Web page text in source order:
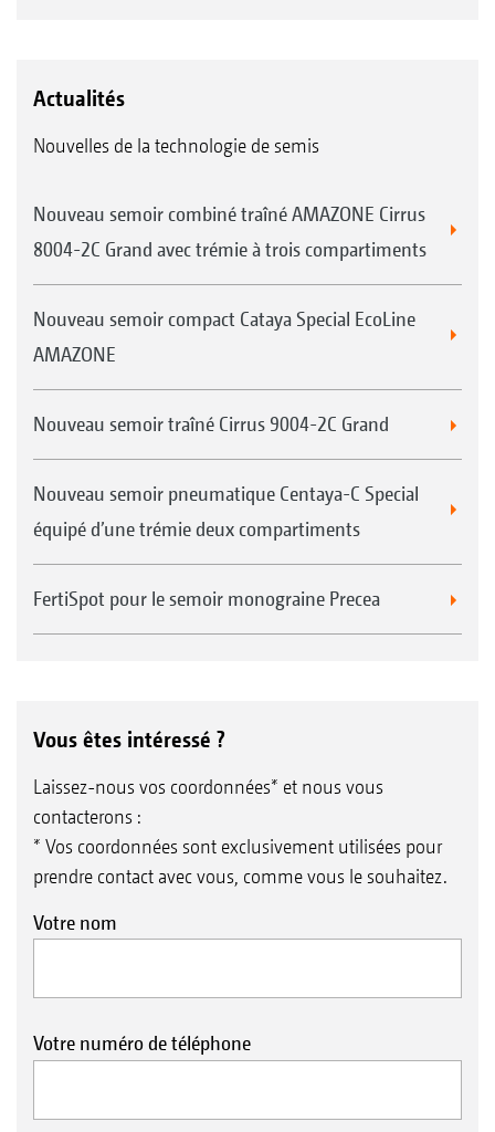
Actualités
Nouvelles de la technologie de semis
Nouveau semoir combiné traîné AMAZONE Cirrus
8004-2C Grand avec trémie à trois compartiments
Nouveau semoir compact Cataya Special EcoLine
AMAZONE
Nouveau semoir traîné Cirrus 9004-2C Grand
Nouveau semoir pneumatique Centaya-C Special
équipé d’une trémie deux compartiments
FertiSpot pour le semoir monograine Precea
Vous êtes intéressé ?
Laissez-nous vos coordonnées* et nous vous
contacterons :
* Vos coordonnées sont exclusivement utilisées pour
prendre contact avec vous, comme vous le souhaitez.
Votre nom
Votre numéro de téléphone